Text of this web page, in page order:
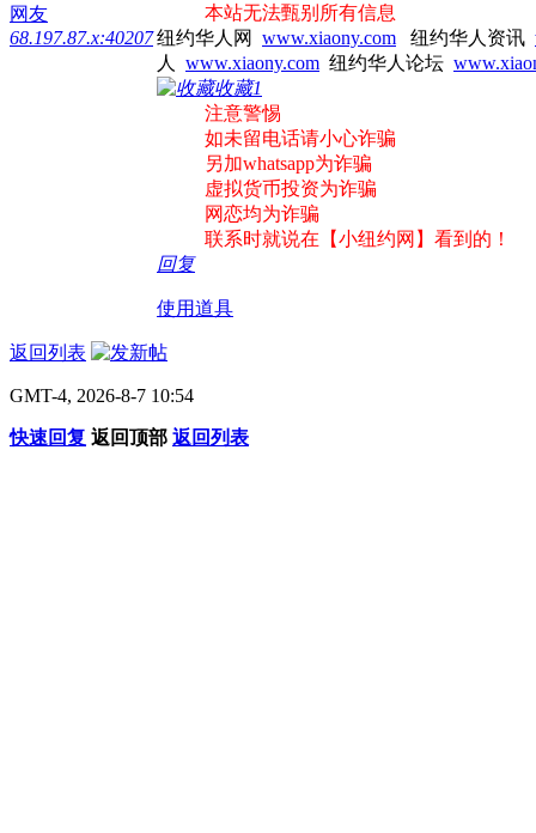
网友
68.197.87.x:40207
本站无法甄别所有信息
纽约华人网 www.xiaony.com 纽约华人资讯
人 www.xiaony.com 纽约华人论坛
收藏1
注意警惕
如未留电话请小心诈骗
另加whatsapp为诈骗
虚拟货币投资为诈骗
网恋均为诈骗
联系时就说在【小纽约网】看到的！
回复
使用道具
返回列表
GMT-4, 2026-8-7 10:54
快速回复 返回顶部 返回列表